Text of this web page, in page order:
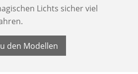
Lichts sicher viel
den Modellen